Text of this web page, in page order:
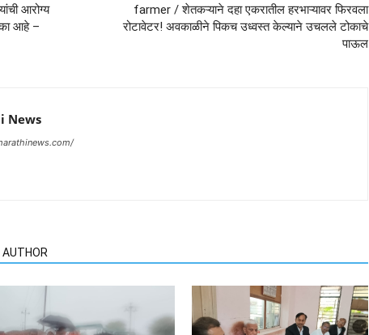
आरोग्य
आहे –
farmer / शेतकऱ्याने दहा एकरातील हरभाऱ्यावर फिरवला
रोटावेटर! अवकाळीने पिकच उध्वस्त केल्याने उचलले टोकाचे
पाऊल
News
AUTHOR